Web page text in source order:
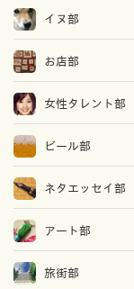
イヌ部
お店部
女性タレント部
ビール部
ネタエッセイ部
アート部
旅街部